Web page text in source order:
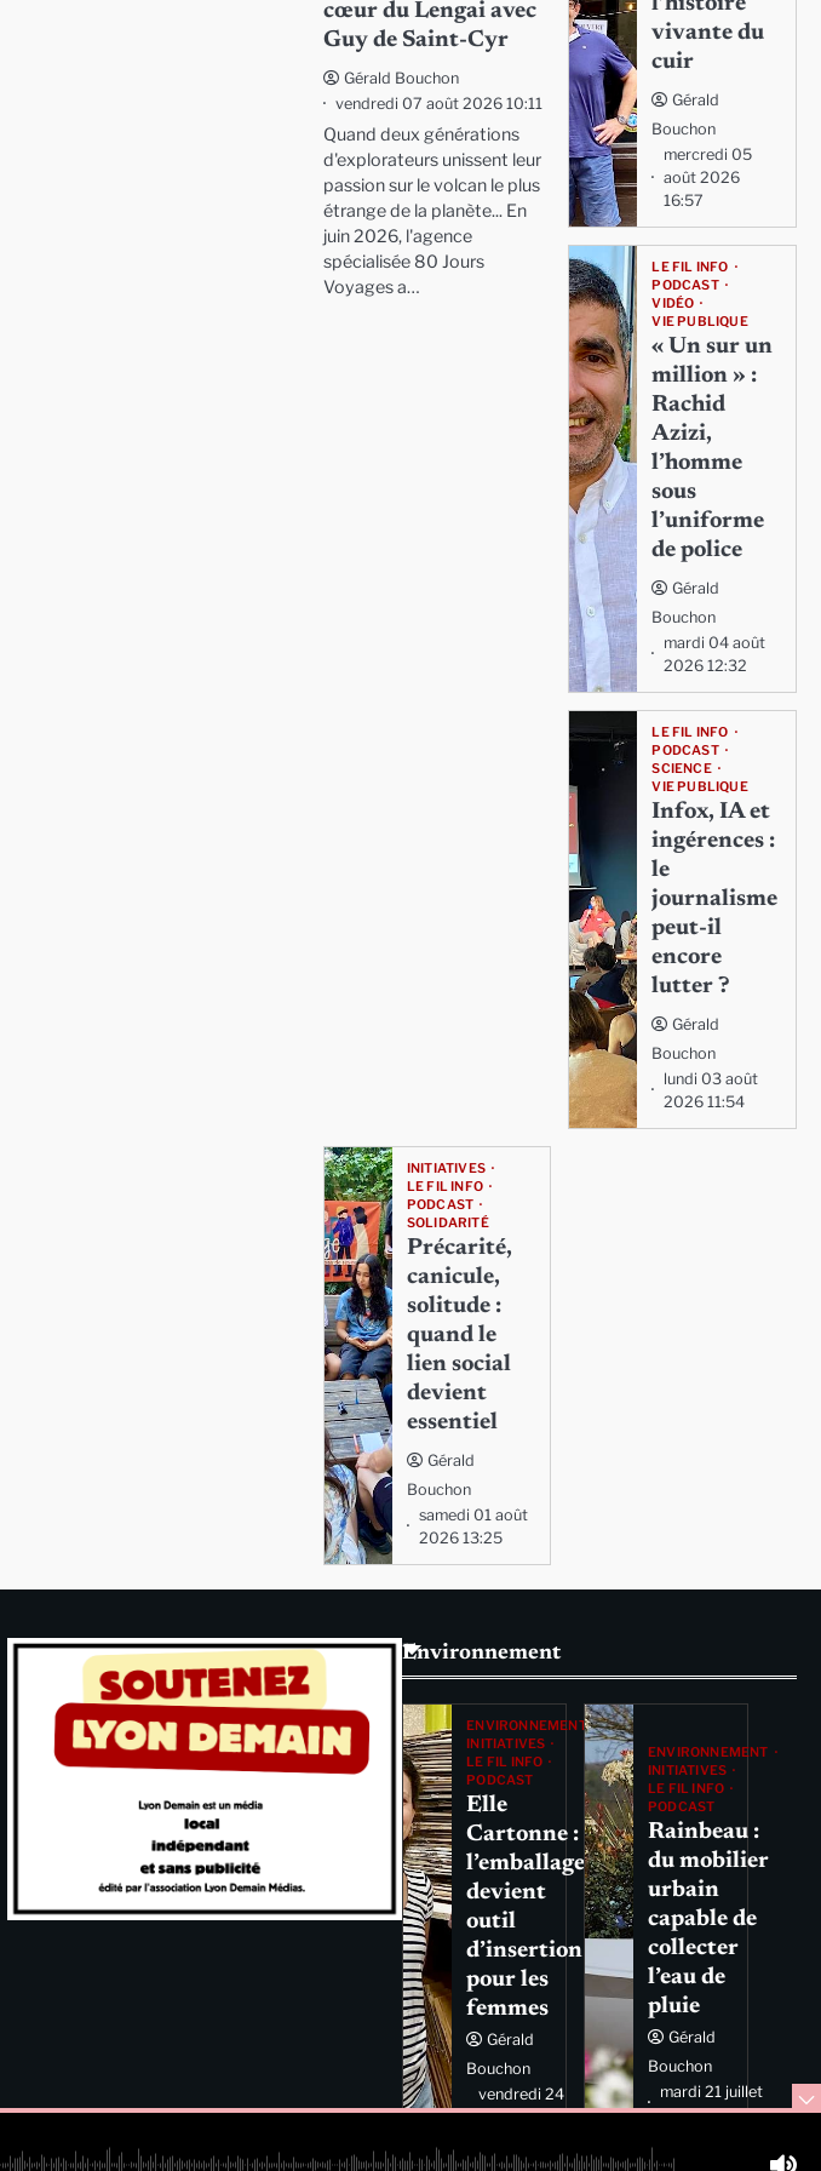
cœur du Lengai avec
Guy de Saint-Cyr
Gérald Bouchon
vendredi 07 août 2026 10:11
Quand deux générations
d'explorateurs unissent leur
passion sur le volcan le plus
étrange de la planète... En
juin 2026, l'agence
spécialisée 80 Jours
Voyages a…
vivante du
cuir
Gérald
Bouchon
mercredi 05
août 2026
16:57
LE FIL INFO
PODCAST
VIDÉO
VIE PUBLIQUE
« Un sur un
million » :
Rachid
Azizi,
l’homme
sous
l’uniforme
de police
Gérald
Bouchon
mardi 04 août
2026 12:32
LE FIL INFO
PODCAST
SCIENCE
VIE PUBLIQUE
Infox, IA et
ingérences :
le
journalisme
peut-il
encore
lutter ?
Gérald
Bouchon
lundi 03 août
2026 11:54
INITIATIVES
LE FIL INFO
PODCAST
SOLIDARITÉ
Précarité,
canicule,
solitude :
quand le
lien social
devient
essentiel
Gérald
Bouchon
samedi 01 août
2026 13:25
Environnement
ENVIRONNEMENT
INITIATIVES
LE FIL INFO
PODCAST
Elle
Cartonne :
l’emballage
devient
outil
d’insertion
pour les
femmes
Gérald
Bouchon
vendredi 24
juillet 2026
ENVIRONNEMENT
INITIATIVES
LE FIL INFO
PODCAST
Rainbeau :
du mobilier
urbain
capable de
collecter
l’eau de
pluie
Gérald
Bouchon
mardi 21 juillet
2026 11:44